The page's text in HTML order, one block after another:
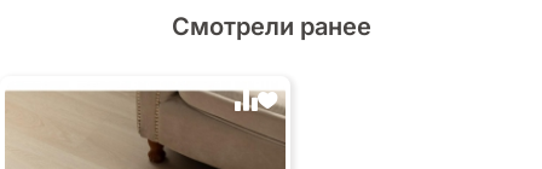
Смотрели ранее